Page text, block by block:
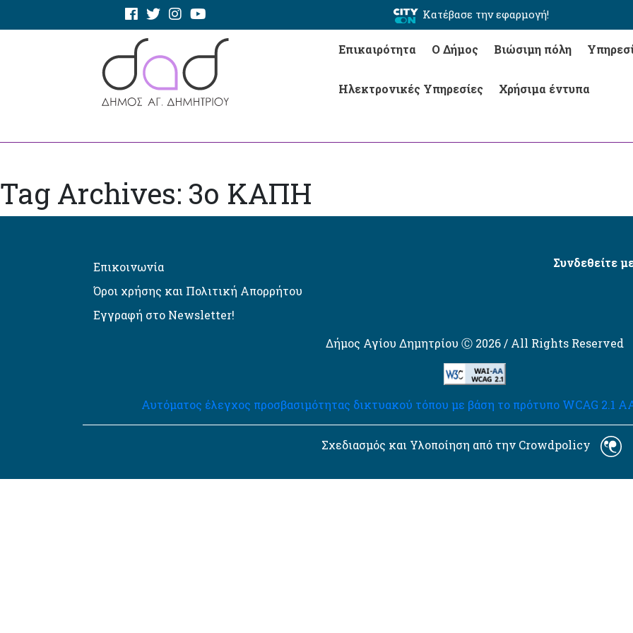
Κατέβασε την εφαρμογή!
Επικαιρότητα Ο Δήμος Βιώσιμη πόλη
Ηλεκτρονικές Υπηρεσίες Χρήσιμα έντυπα
Tag Archives: 3ο ΚΑΠΗ
Επικοινωνία
Όροι χρήσης και Πολιτική Απορρήτου
Εγγραφή στο Newsletter!
Συνδεθείτε
Δήμος Αγίου Δημητρίου Ⓒ 2026 / All Rights Reserved
Αυτόματος έλεγχος προσβασιμότητας δικτυακού τόπου με βάση το πρότυπο WCAG 2.1
Σχεδιασμός και Υλοποίηση από την Crowdpolicy